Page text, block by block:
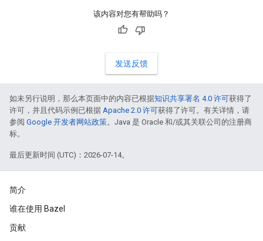
该内容对您有帮助吗？
发送反馈
如未另行说明，那么本页面中的内容已根据知识共享署名 4.0 许可获得了
许可，并且代码示例已根据 Apache 2.0 许可获得了许可。有关详情，请
参阅 Google 开发者网站政策。Java 是 Oracle 和/或其关联公司的注册商
标。
最后更新时间 (UTC)：2026-07-14。
简介
谁在使用 Bazel
贡献